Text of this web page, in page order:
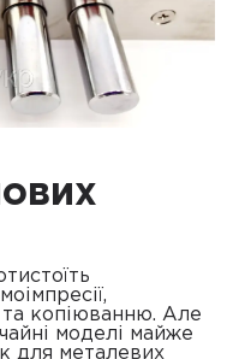
копіюванню. Але
моделі майже
для металевих